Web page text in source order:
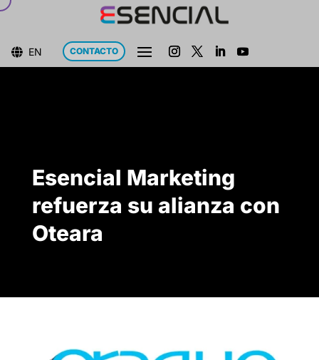
 EN CONTACTO
Esencial Marketing
refuerza su alianza con
Oteara